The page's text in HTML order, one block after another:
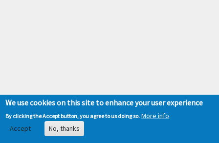
We use cookies on this site to enhance your user experience
By clicking the Accept button, you agree to us doing so. More info
Accept
No, thanks